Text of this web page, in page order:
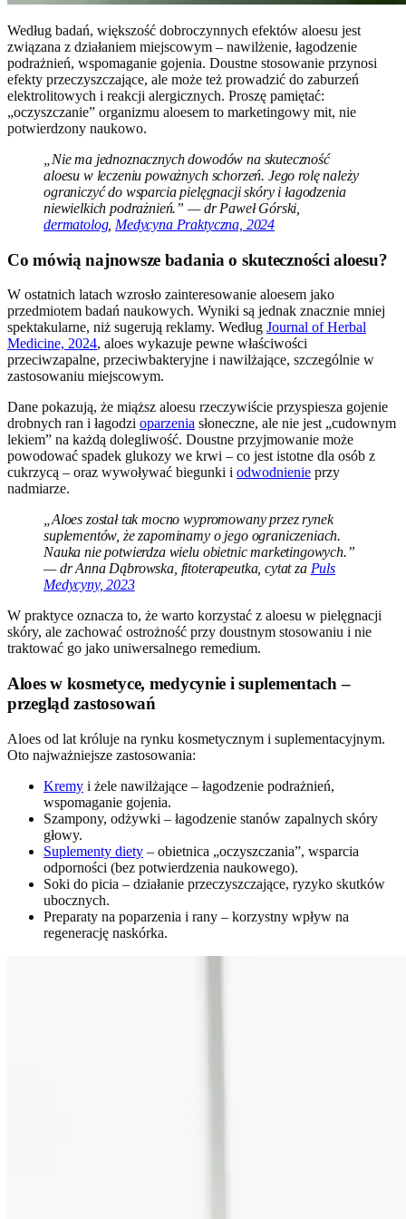
Według badań, większość dobroczynnych efektów aloesu jest
związana z działaniem miejscowym – nawilżenie, łagodzenie
podrażnień, wspomaganie gojenia. Doustne stosowanie przynosi
efekty przeczyszczające, ale może też prowadzić do zaburzeń
elektrolitowych i reakcji alergicznych. Proszę pamiętać:
„oczyszczanie” organizmu aloesem to marketingowy mit, nie
potwierdzony naukowo.
„Nie ma jednoznacznych dowodów na skuteczność
aloesu w leczeniu poważnych schorzeń. Jego rolę należy
ograniczyć do wsparcia pielęgnacji skóry i łagodzenia
niewielkich podrażnień.” — dr Paweł Górski,
dermatolog, Medycyna Praktyczna, 2024
Co mówią najnowsze badania o skuteczności aloesu?
W ostatnich latach wzrosło zainteresowanie aloesem jako
przedmiotem badań naukowych. Wyniki są jednak znacznie mniej
spektakularne, niż sugerują reklamy. Według Journal of Herbal
Medicine, 2024, aloes wykazuje pewne właściwości
przeciwzapalne, przeciwbakteryjne i nawilżające, szczególnie w
zastosowaniu miejscowym.
Dane pokazują, że miąższ aloesu rzeczywiście przyspiesza gojenie
drobnych ran i łagodzi oparzenia słoneczne, ale nie jest „cudownym
lekiem” na każdą dolegliwość. Doustne przyjmowanie może
powodować spadek glukozy we krwi – co jest istotne dla osób z
cukrzycą – oraz wywoływać biegunki i odwodnienie przy
nadmiarze.
„Aloes został tak mocno wypromowany przez rynek
suplementów, że zapominamy o jego ograniczeniach.
Nauka nie potwierdza wielu obietnic marketingowych.”
— dr Anna Dąbrowska, fitoterapeutka, cytat za Puls
Medycyny, 2023
W praktyce oznacza to, że warto korzystać z aloesu w pielęgnacji
skóry, ale zachować ostrożność przy doustnym stosowaniu i nie
traktować go jako uniwersalnego remedium.
Aloes w kosmetyce, medycynie i suplementach –
przegląd zastosowań
Aloes od lat króluje na rynku kosmetycznym i suplementacyjnym.
Oto najważniejsze zastosowania:
Kremy i żele nawilżające – łagodzenie podrażnień,
wspomaganie gojenia.
Szampony, odżywki – łagodzenie stanów zapalnych skóry
głowy.
Suplementy diety – obietnica „oczyszczania”, wsparcia
odporności (bez potwierdzenia naukowego).
Soki do picia – działanie przeczyszczające, ryzyko skutków
ubocznych.
Preparaty na poparzenia i rany – korzystny wpływ na
regenerację naskórka.